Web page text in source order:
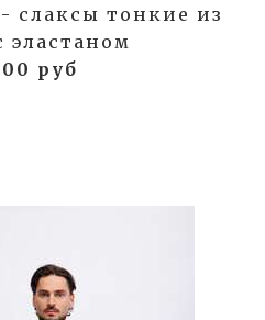
слаксы тонкие из
эластаном
руб